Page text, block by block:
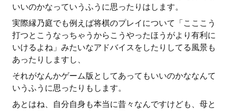
いいのかなっていうふうに思ったりはします。
実際縁乃庭でも例えば将棋のプレイについて「こここう
打つとこうなっちゃうからこうやったほうがより有利に
いけるよね」みたいなアドバイスをしたりしてる風景も
あったりしますし、
それがなんかゲーム版としてあってもいいのかななんて
いうふうに思ったりもします。
あとはね、自分自身も本当に昔々なんですけども、母と